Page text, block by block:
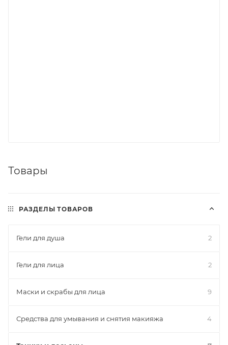
Товары
РАЗДЕЛЫ ТОВАРОВ
Гели для душа 2
Гели для лица 2
Маски и скрабы для лица 9
Средства для умывания и снятия макияжа 4